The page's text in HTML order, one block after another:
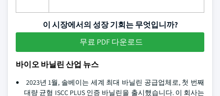
이 시장에서의 성장 기회는 무엇입니까?
무료 PDF 다운로드
바이오 바닐린 산업 뉴스
2023년 1월, 솔베이는 세계 최대 바닐린 공급업체로, 첫 번째
대량 균형 ISCC PLUS 인증 바닐린을 출시했습니다. 이 회사는